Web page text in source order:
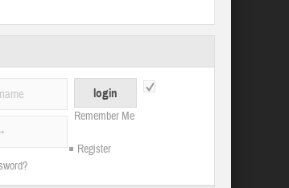
Remember Me
Register